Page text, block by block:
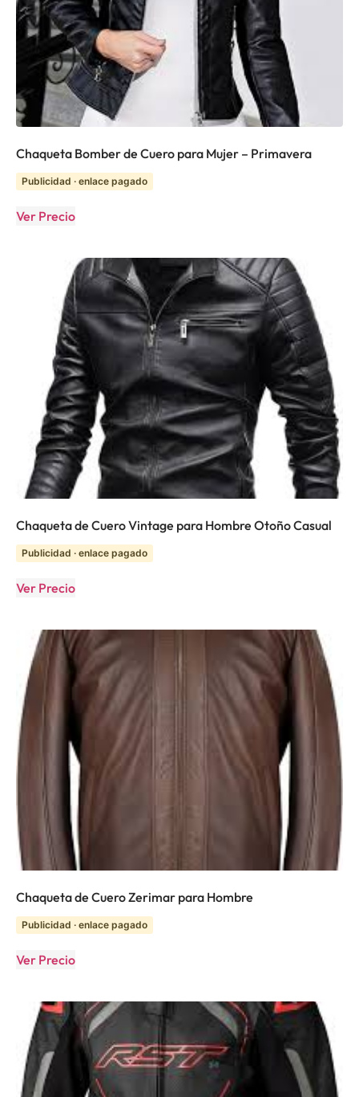
Chaqueta Bomber de Cuero para Mujer – Primavera
Publicidad · enlace pagado
Ver Precio
Chaqueta de Cuero Vintage para Hombre Otoño Casual
Publicidad · enlace pagado
Ver Precio
Chaqueta de Cuero Zerimar para Hombre
Publicidad · enlace pagado
Ver Precio